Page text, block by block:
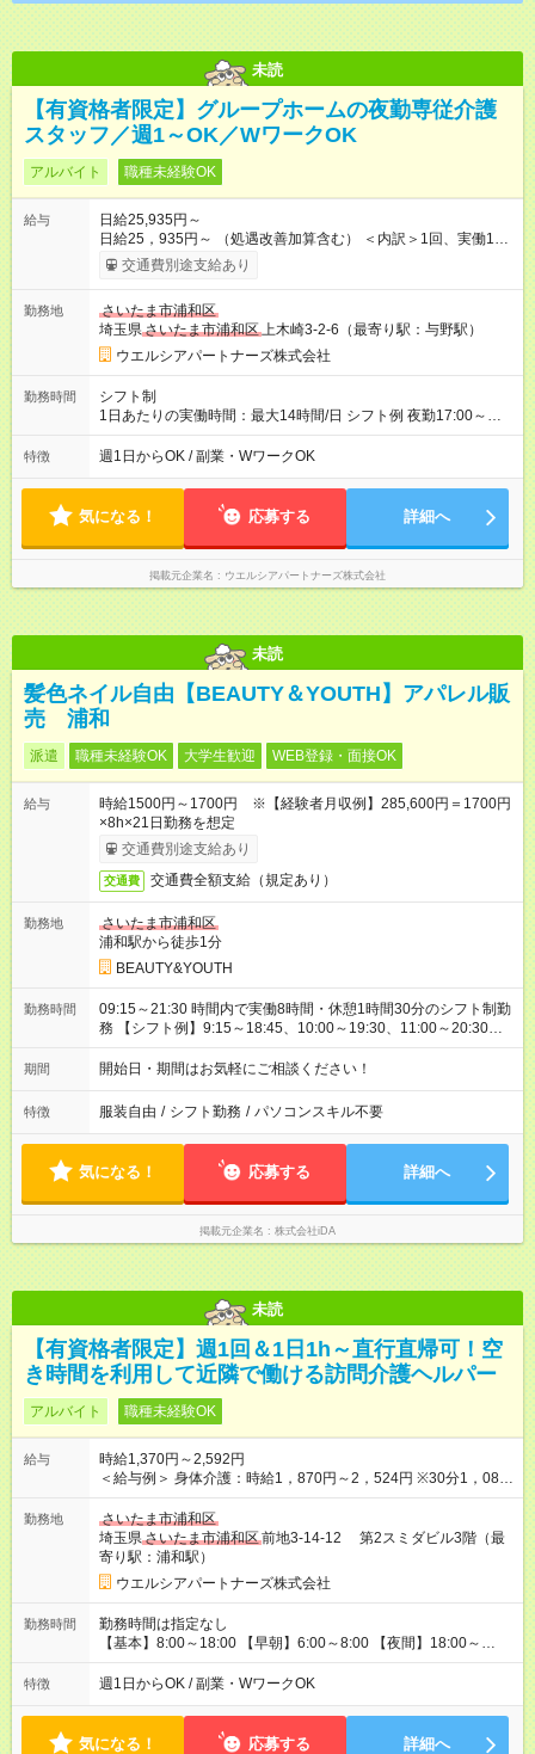
未読
【有資格者限定】グループホームの夜勤専従介護
スタッフ／週1～OK／WワークOK
アルバイト 職種未経験OK
給与
日給25,935円～
日給25，935円～ （処遇改善加算含む） ＜内訳＞1回、実働14h
9時間勤務分＝12，060円 （1時間あたり1，340円計算） 夜間5
時間勤務分＝8，375円 （夜間割増にて1時間あたり 1，675円と
◆22：00～翌5：00は時給25％UP ーーーーーーーーーーーー ◆
介護福祉士は日収26，697円～ ＜内訳＞1回、実働14h 9時間勤
務分＝12，510円 （1時間あたり1390円算出） 夜間5時間勤務分
＝8，687円 （夜間割増にて1時間あたり 1，737円として計算）
夜勤手当5，500円 〇試用期間なし 〇固定残業なし（残業代別途
全額支給） （介護士：月収例） 夜勤4回／月の場合： 月収
可 【試用期間】試用期間なし
交通費別途支給あり
勤務地
さいたま市浦和区
埼玉県さいたま市浦和区上木崎3-2-6（最寄り駅：与野駅）
ウエルシアパートナーズ株式会社
勤務時間
シフト制
1日あたりの実働時間：最大14時間/日 シフト例 夜勤17:00～翌
9:00 ※休憩は2回 22:00～23:00 02:00～3:00の2時間 ★週1～2回
勤務(応相談) 希望に合わせて月4～9回 の勤務が可能です。 ※就
時間 月56時間～126時間 ※36協定締結済み
特徴 週1日からOK / 副業・WワークOK
気になる！ 応募する 詳細へ
掲載元企業名 ウエルシアパートナーズ株式会社
未読
髪色ネイル自由【BEAUTY＆YOUTH】アパレル販
売 浦和
派遣 職種未経験OK 大学生歓迎 WEB登録・面接OK
給与
時給1500円～1700円 ※【経験者月収例】285,600円＝1700円
×8h×21日勤務を想定
交通費別途支給あり
交通費 交通費全額支給（規定あり）
勤務地
さいたま市浦和区
浦和駅から徒歩1分
BEAUTY&YOUTH
勤務時間
09:15～21:30 時間内で実働8時間・休憩1時間30分のシフト制勤
務 【シフト例】9:15～18:45、10:00～19:30、11:00～20:30、
12:00～21:30など
期間 開始日・期間はお気軽にご相談ください！
特徴 服装自由 / シフト勤務 / パソコンスキル不要
気になる！ 応募する 詳細へ
掲載元企業名 株式会社iDA
未読
【有資格者限定】週1回＆1日1h～直行直帰可！空
き時間を利用して近隣で働ける訪問介護ヘルパー
アルバイト 職種未経験OK
給与
時給1,370円～2,592円
＜給与例＞ 身体介護：時給1，870円～2，524円 ※30分1，085
円のサービスあり 生活援助：時給1，370円～1，849円 介護保
険外：1，520円～2，052円 ＜介護福祉士の場合の給与例＞ 身
体介護：時給1，920円～2，592円 ※30分1，110円のサービス
あり 生活援助：時給1，420円～1，917円 介護保険外：時給1，
570円～2，119円 ・早朝/夜間/祝日は時給25％UP ・日曜日は時
給35％UP ・固定残業なし （残業代別途全額支給） 【試用期
勤務地
さいたま市浦和区
埼玉県さいたま市浦和区前地3-14-12 第2スミダビル3階（最
寄り駅：浦和駅）
ウエルシアパートナーズ株式会社
勤務時間
勤務時間は指定なし
【基本】8:00～18:00 【早朝】6:00～8:00 【夜間】18:00～
22:00の間で 週1日・1日1時間～最大8時間 ※時間応相談 近隣勤
務で直行直帰可！ ★平日のみ、土日のみ 午前のみ・午後のみな
ワーク(副業)OK 扶養控除内勤務もモチロンOK
特徴 週1日からOK / 副業・WワークOK
気になる！ 応募する 詳細へ